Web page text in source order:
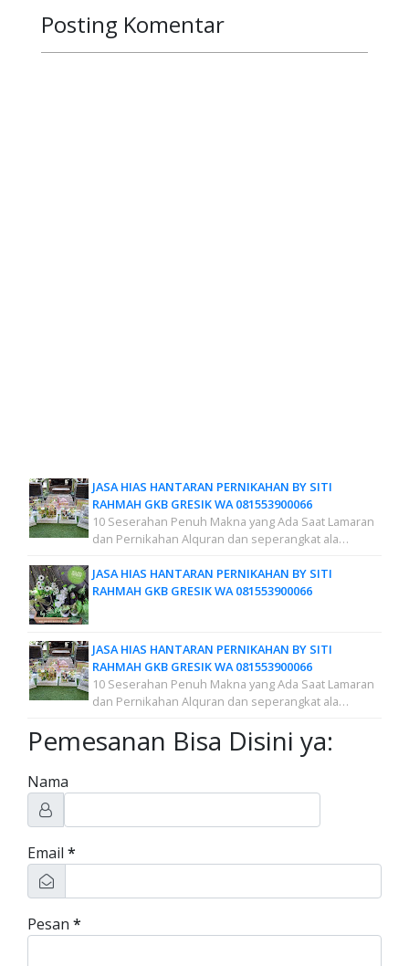
Posting Komentar
JASA HIAS HANTARAN PERNIKAHAN BY SITI
RAHMAH GKB GRESIK WA 081553900066
10 Seserahan Penuh Makna yang Ada Saat Lamaran
dan Pernikahan Alquran dan seperangkat ala…
JASA HIAS HANTARAN PERNIKAHAN BY SITI
RAHMAH GKB GRESIK WA 081553900066
JASA HIAS HANTARAN PERNIKAHAN BY SITI
RAHMAH GKB GRESIK WA 081553900066
10 Seserahan Penuh Makna yang Ada Saat Lamaran
dan Pernikahan Alquran dan seperangkat ala…
Pemesanan Bisa Disini ya:
Nama
Email *
Pesan *